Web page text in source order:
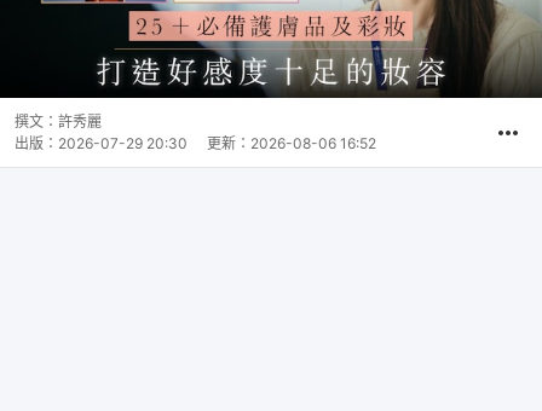
撰文： 許秀麗
出版： 2026-07-29 20:30 更新： 2026-08-06 16:52